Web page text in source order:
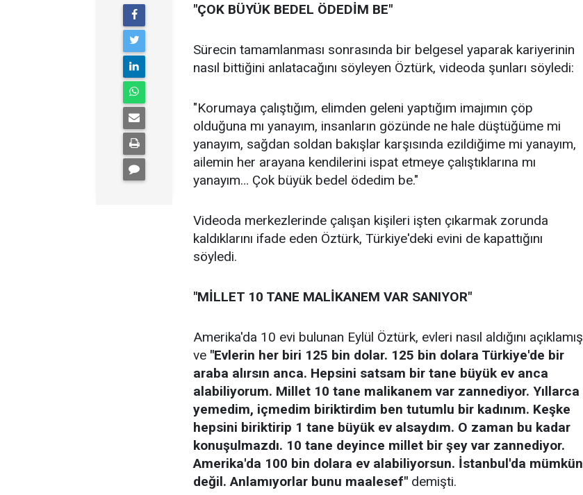
"ÇOK BÜYÜK BEDEL ÖDEDİM BE"
Sürecin tamamlanması sonrasında bir belgesel yaparak kariyerinin
nasıl bittiğini anlatacağını söyleyen Öztürk, videoda şunları söyledi:
"Korumaya çalıştığım, elimden geleni yaptığım imajımın çöp
olduğuna mı yanayım, insanların gözünde ne hale düştüğüme mi
yanayım, sağdan soldan bakışlar karşısında ezildiğime mi yanayım,
ailemin her arayana kendilerini ispat etmeye çalıştıklarına mı
yanayım… Çok büyük bedel ödedim be."
Videoda merkezlerinde çalışan kişileri işten çıkarmak zorunda
kaldıklarını ifade eden Öztürk, Türkiye'deki evini de kapattığını
söyledi.
"MİLLET 10 TANE MALİKANEM VAR SANIYOR"
Amerika'da 10 evi bulunan Eylül Öztürk, evleri nasıl aldığını açıklamış
ve "Evlerin her biri 125 bin dolar. 125 bin dolara Türkiye'de bir
araba alırsın anca. Hepsini satsam bir tane büyük ev anca
alabiliyorum. Millet 10 tane malikanem var zannediyor. Yıllarca
yemedim, içmedim biriktirdim ben tutumlu bir kadınım. Keşke
hepsini biriktirip 1 tane büyük ev alsaydım. O zaman bu kadar
konuşulmazdı. 10 tane deyince millet bir şey var zannediyor.
Amerika'da 100 bin dolara ev alabiliyorsun. İstanbul'da mümkün
değil. Anlamıyorlar bunu maalesef" demişti.